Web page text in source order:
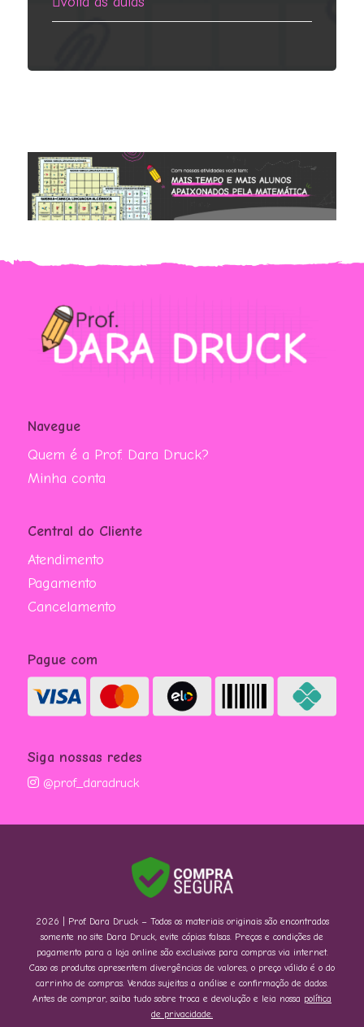
Navegue
Quem é a Prof. Dara Druck?
Minha conta
Central do Cliente
Atendimento
Pagamento
Cancelamento
Pague com
Siga nossas redes
@prof_daradruck
2026 | Prof. Dara Druck – Todos os materiais originais são encontrados
somente no site Dara Druck, evite cópias falsas. Preços e condições de
pagamento para a loja online são exclusivos para compras via internet.
Caso os produtos apresentem divergências de valores, o preço válido é o do
carrinho de compras. Vendas sujeitas a análise e confirmação de dados.
Antes de comprar, saiba tudo sobre troca e devolução e leia nossa política
de privacidade.